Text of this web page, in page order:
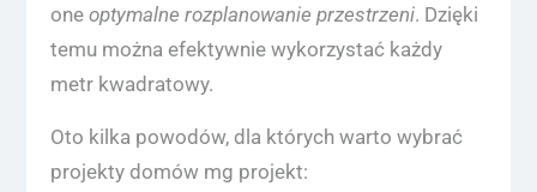
one optymalne rozplanowanie przestrzeni. Dzięki
temu można efektywnie wykorzystać każdy
metr kwadratowy.
Oto kilka powodów, dla których warto wybrać
projekty domów mg projekt: